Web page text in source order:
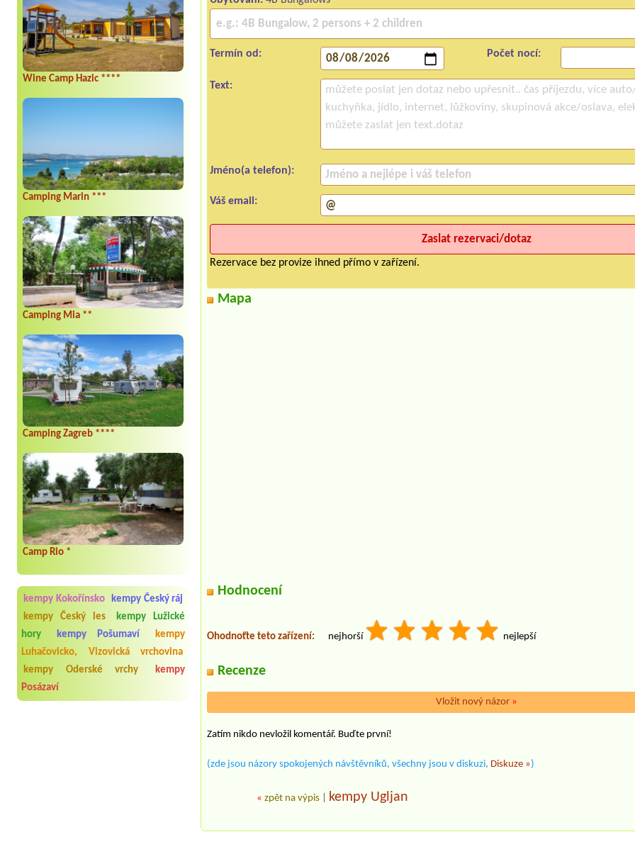
Wine Camp Hazic ****
Camping Marin ***
Camping Mia **
Camping Zagreb ****
Camp Rio *
kempy Kokořínsko
kempy Český ráj
kempy Český les
kempy Lužické
hory
kempy Pošumaví
kempy
Luhačovicko, Vizovická vrchovina
kempy Oderské vrchy
kempy
Posázaví
Termín od: Počet nocí:
Text:
Jméno(a telefon):
Váš email:
Rezervace bez provize ihned přímo v zařízení.
Mapa
Hodnocení
Ohodnoťte teto zařízení: nejhorší nejlepší
Recenze
Vložit nový názor »
Zatím nikdo nevložil komentář. Buďte první!
(zde jsou názory spokojených návštěvníků, všechny jsou v diskuzi, Diskuze »)
«zpět na výpis kempy Ugljan